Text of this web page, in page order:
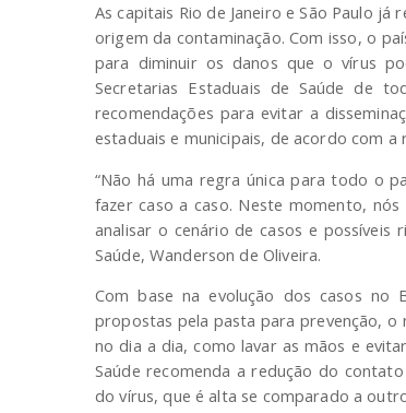
As capitais Rio de Janeiro e São Paulo
origem da contaminação. Com isso, o
para diminuir os danos que o vírus
Secretarias Estaduais de Saúde de
recomendações para evitar a
estaduais e municipais, de acordo com a
“Não há uma regra única para todo o
fazer caso a caso. Neste momento,
analisar o cenário de casos e possíveis
Saúde, Wanderson de Oliveira.
Com base na evolução dos casos no
propostas pela pasta para prevenção,
no dia a dia, como lavar as mãos e
Saúde recomenda a redução do
do vírus, que é alta se comparado a